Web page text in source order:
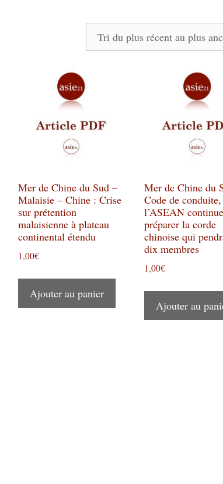
Mer de Chine du Sud –
Malaisie – Chine : Crise
sur prétention
malaisienne à plateau
continental étendu
1,00€
Ajouter au panier
Mer de Chine du
Code de conduite,
l’ASEAN
préparer la corde
chinoise qui
dix membres
1,00€
Ajouter au